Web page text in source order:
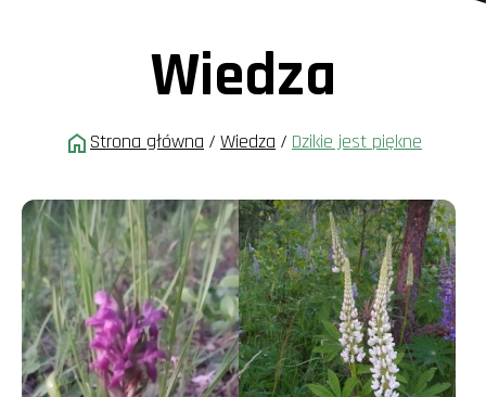
Wiedza
Strona główna / Wiedza / Dzikie jest piękne